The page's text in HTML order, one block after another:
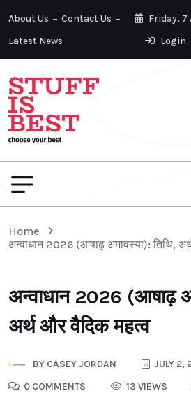
About Us
Contact Us
Latest News
Friday, 7
Login
Home
अन्वाधान 2026 (आषाढ़ अमावस्या): तिथि,
अन्वाधान 2026 (आषाढ़
अर्थ और वैदिक महत्व
BY CASEY JORDAN
JULY 2,
0 COMMENTS
13 VIEWS